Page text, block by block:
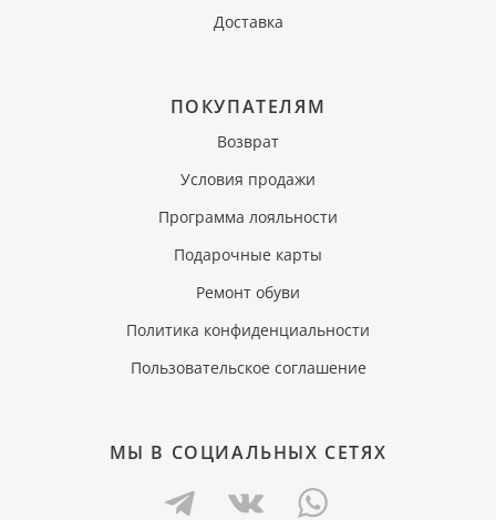
Доставка
ПОКУПАТЕЛЯМ
Возврат
Условия продажи
Программа лояльности
Подарочные карты
Ремонт обуви
Политика конфиденциальности
Пользовательское соглашение
МЫ В СОЦИАЛЬНЫХ СЕТЯХ